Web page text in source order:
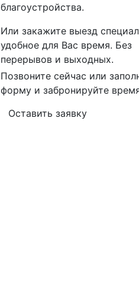
благоустройства.
Или закажите выезд
удобное для Вас время. Без
перерывов и выходных.
Позвоните сейчас или
форму и забронируйте
Оставить заявку